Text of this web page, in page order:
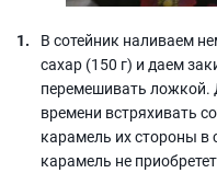
В сотейник наливаем
сахар (150 г) и даем
перемешивать ложкой.
времени встряхивать
карамель их стороны в
карамель не